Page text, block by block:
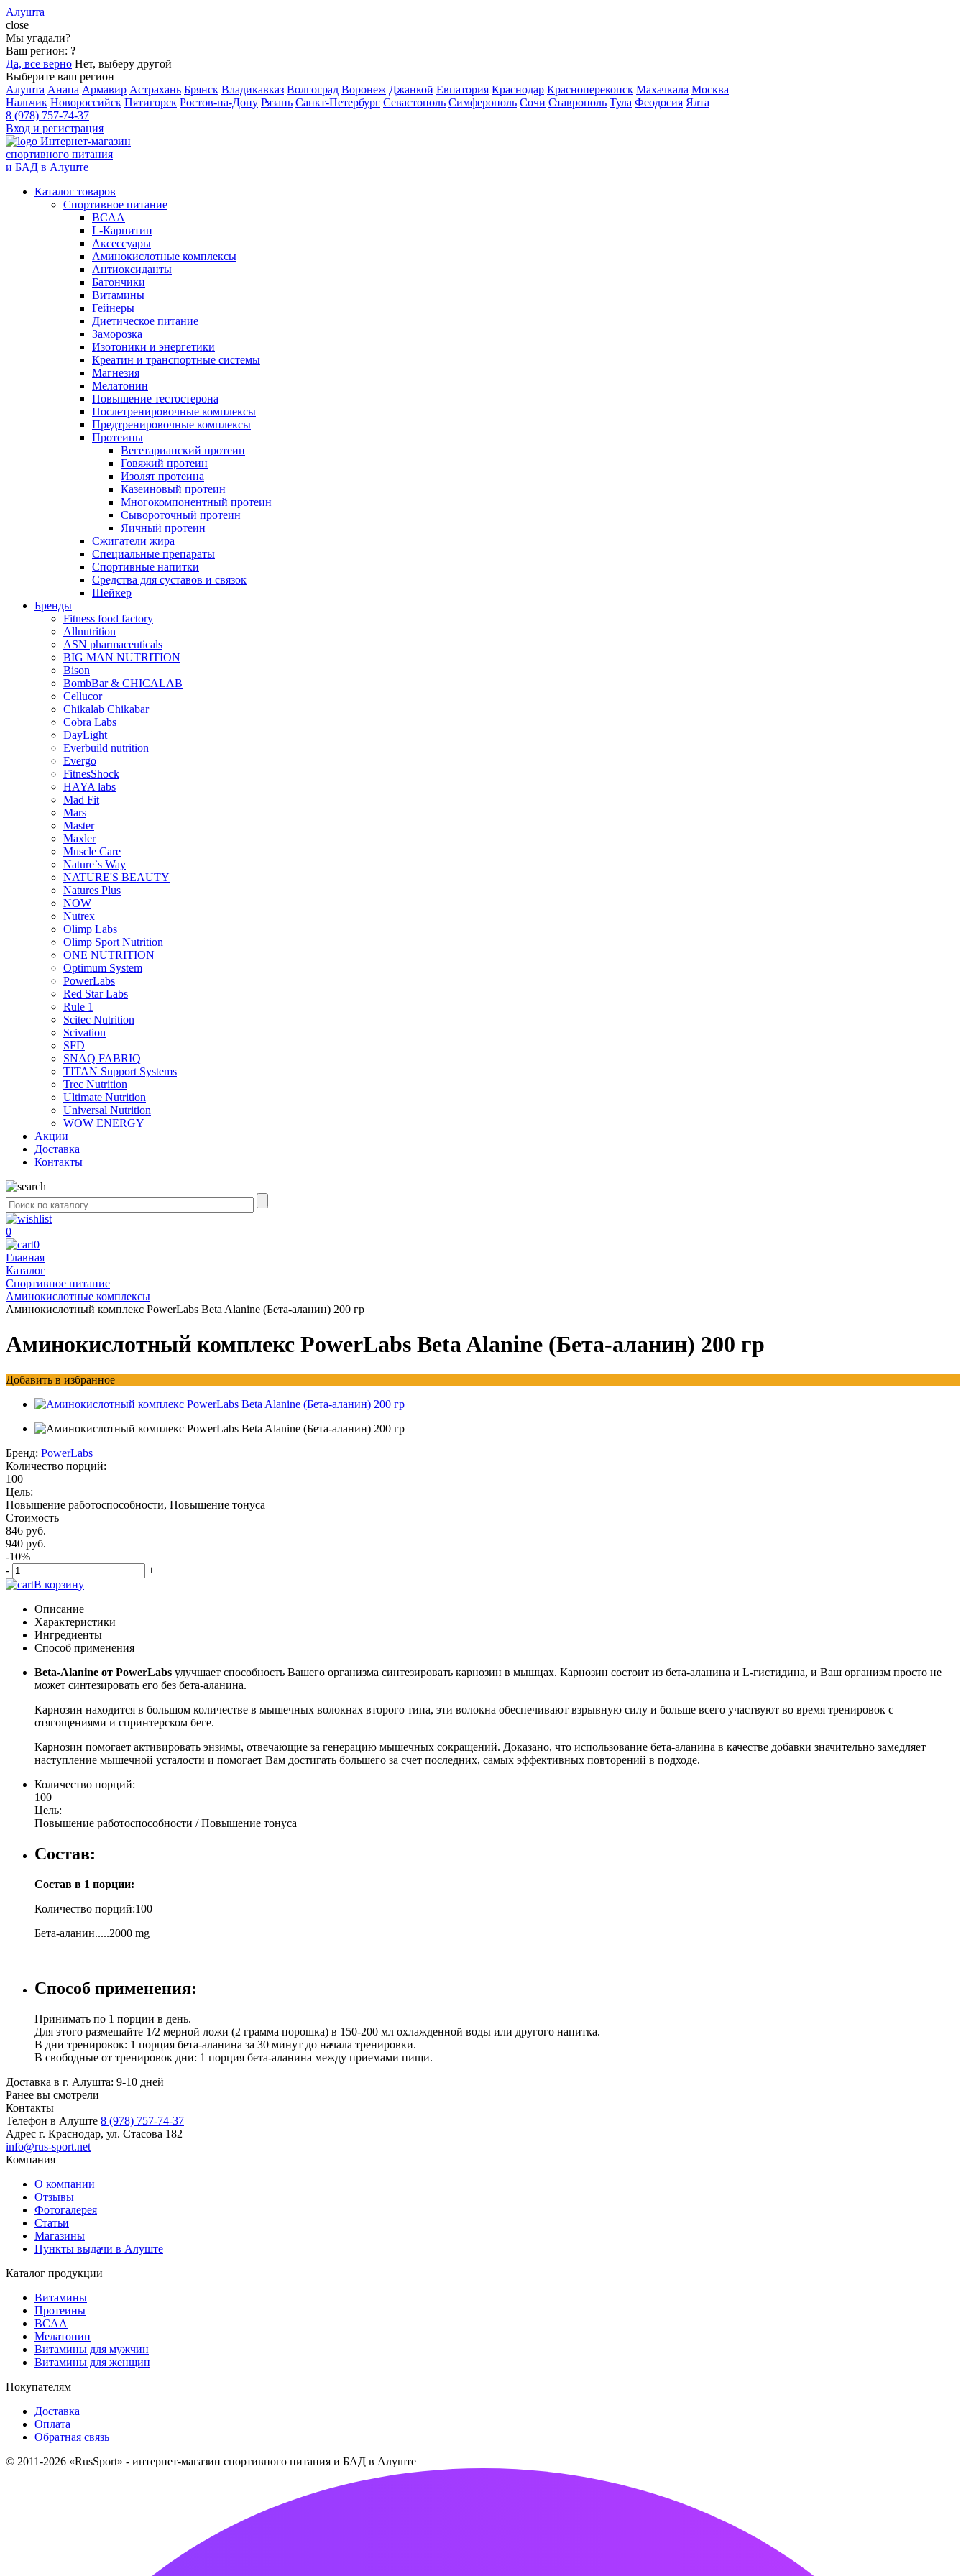
Алушта
close
Мы угадали?
Ваш регион: ?
Да, все верно Нет, выберу другой
Выберите ваш регион
Алушта Анапа Армавир Астрахань Брянск Владикавказ Волгоград Воронеж Джанкой Евпатория Краснодар Красноперекопск Махачкала Москва
Нальчик Новороссийск Пятигорск Ростов-на-Дону Рязань Санкт-Петербург Севастополь Симферополь Сочи Ставрополь Тула Феодосия Ялта
8 (978) 757-74-37
Вход и регистрация
Интернет-магазин
спортивного питания
и БАД в Алуште
Каталог товаров
Спортивное питание
BCAA
L-Карнитин
Аксессуары
Аминокислотные комплексы
Антиоксиданты
Батончики
Витамины
Гейнеры
Диетическое питание
Заморозка
Изотоники и энергетики
Креатин и транспортные системы
Магнезия
Мелатонин
Повышение тестостерона
Послетренировочные комплексы
Предтренировочные комплексы
Протеины
Вегетарианский протеин
Говяжий протеин
Изолят протеина
Казеиновый протеин
Многокомпонентный протеин
Сывороточный протеин
Яичный протеин
Сжигатели жира
Специальные препараты
Спортивные напитки
Средства для суставов и связок
Шейкер
Бренды
Fitness food factory
Allnutrition
ASN pharmaceuticals
BIG MAN NUTRITION
Bison
BombBar & CHICALAB
Cellucor
Chikalab Chikabar
Cobra Labs
DayLight
Everbuild nutrition
Evergo
FitnesShock
HAYA labs
Mad Fit
Mars
Master
Maxler
Muscle Care
Nature`s Way
NATURE'S BEAUTY
Natures Plus
NOW
Nutrex
Olimp Labs
Olimp Sport Nutrition
ONE NUTRITION
Optimum System
PowerLabs
Red Star Labs
Rule 1
Scitec Nutrition
Scivation
SFD
SNAQ FABRIQ
TITAN Support Systems
Trec Nutrition
Ultimate Nutrition
Universal Nutrition
WOW ENERGY
Акции
Доставка
Контакты
0
0
Главная
Каталог
Спортивное питание
Аминокислотные комплексы
Аминокислотный комплекс PowerLabs Beta Alanine (Бета-аланин) 200 гр
Аминокислотный комплекс PowerLabs Beta Alanine (Бета-аланин) 200 гр
Добавить в избранное
Бренд: PowerLabs
Количество порций:
100
Цель:
Повышение работоспособности, Повышение тонуса
Стоимость
846 руб.
940 руб.
-10%
-
+
В корзину
Описание
Характеристики
Ингредиенты
Способ применения
Beta-Alanine от PowerLabs улучшает способность Вашего организма синтезировать карнозин в мышцах. Карнозин состоит из бета-аланина и L-гистидина, и Ваш организм просто не
может синтезировать его без бета-аланина.
Карнозин находится в большом количестве в мышечных волокнах второго типа, эти волокна обеспечивают взрывную силу и больше всего участвуют во время тренировок с
отягощениями и спринтерском беге.
Карнозин помогает активировать энзимы, отвечающие за генерацию мышечных сокращений. Доказано, что использование бета-аланина в качестве добавки значительно замедляет
наступление мышечной усталости и помогает Вам достигать большего за счет последних, самых эффективных повторений в подходе.
Количество порций:
100
Цель:
Повышение работоспособности / Повышение тонуса
Состав:
Cостав в 1 порции:
Количество порций:100
Бета-аланин.....2000 mg
Способ применения:
Принимать по 1 порции в день.
Для этого размешайте 1/2 мерной ложи (2 грамма порошка) в 150-200 мл охлажденной воды или другого напитка.
В дни тренировок: 1 порция бета-аланина за 30 минут до начала тренировки.
В свободные от тренировок дни: 1 порция бета-аланина между приемами пищи.
Доставка в г. Алушта: 9-10 дней
Ранее вы смотрели
Контакты
Телефон в Алуште 8 (978) 757-74-37
Адрес г. Краснодар, ул. Стасова 182
info@rus-sport.net
Компания
О компании
Отзывы
Фотогалерея
Статьи
Магазины
Пункты выдачи в Алуште
Каталог продукции
Витамины
Протеины
BCAA
Мелатонин
Витамины для мужчин
Витамины для женщин
Покупателям
Доставка
Оплата
Обратная связь
© 2011-2026 «RusSport» - интернет-магазин спортивного питания и БАД в Алуште